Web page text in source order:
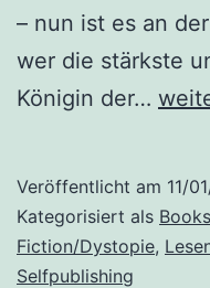
– nun ist es an
wer die stärkste
Königin der…
Der
Veröffentlicht am 11/
Kategorisiert als
Fiction/Dystopie,
Selfpublishing